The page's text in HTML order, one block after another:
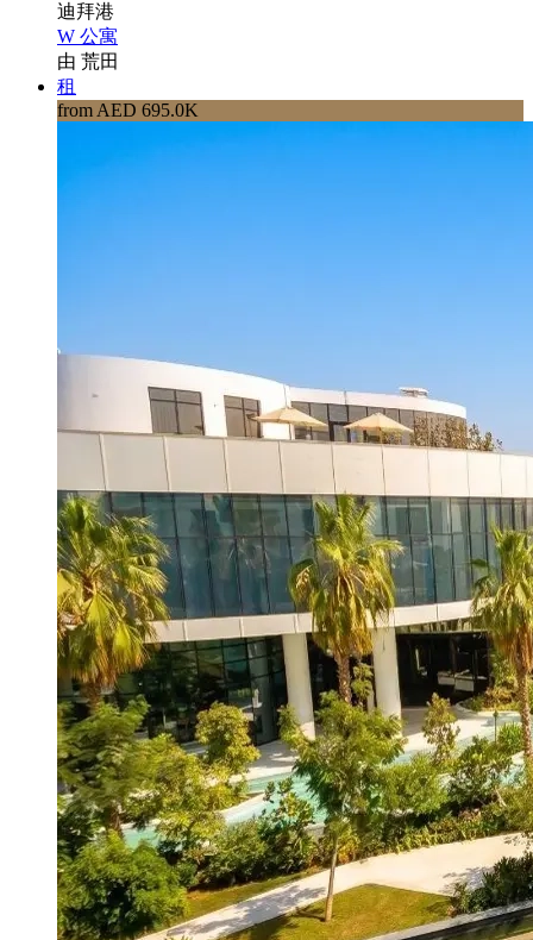
迪拜港
W 公寓
由 荒田
租
from AED 695.0K